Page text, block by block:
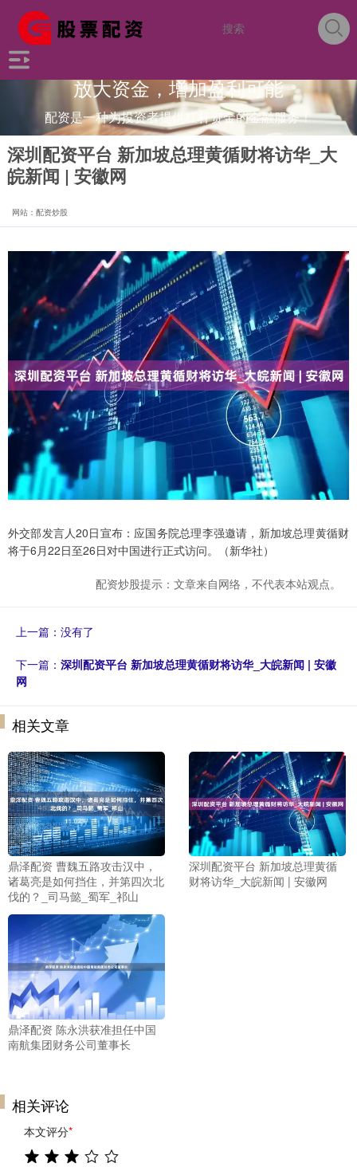
放大资金，增加盈利可能
配资是一种为投资者提供杠杆资金的金融服务！
深圳配资平台 新加坡总理黄循财将访华_大
皖新闻 | 安徽网
网站：配资炒股
外交部发言人20日宣布：应国务院总理李强邀请，新加坡总理黄循财
将于6月22日至26日对中国进行正式访问。（新华社）
配资炒股提示：文章来自网络，不代表本站观点。
上一篇：没有了
下一篇： 深圳配资平台 新加坡总理黄循财将访华_大皖新闻 | 安徽
网
相关文章
鼎泽配资 曹魏五路攻击汉中，
诸葛亮是如何挡住，并第四次北
伐的？_司马懿_蜀军_祁山
深圳配资平台 新加坡总理黄循
财将访华_大皖新闻 | 安徽网
鼎泽配资 陈永洪获准担任中国
南航集团财务公司董事长
相关评论
本文评分*